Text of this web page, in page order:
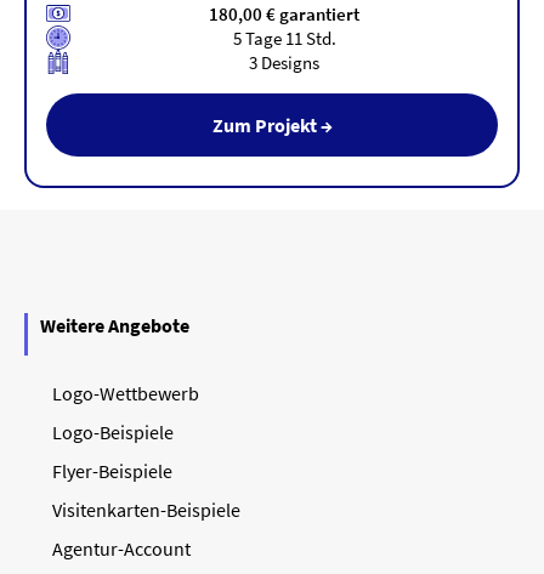
180,00 € garantiert
5 Tage 11 Std.
3 Designs
Zum Projekt →
Weitere Angebote
Logo-Wettbewerb
Logo-Beispiele
Flyer-Beispiele
Visitenkarten-Beispiele
Agentur-Account